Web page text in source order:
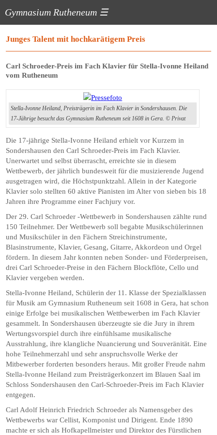
Gymnasium Rutheneum ☰
Junges Talent mit hochkarätigem Preis
Carl Schroeder-Preis im Fach Klavier für Stella-Ivonne Heiland
vom Rutheneum
Stella-Ivonne Heiland, Preisträgerin im Fach Klavier in Sondershausen. Die
17-Jährige besucht das Gymnasium Rutheneum seit 1608 in Gera. © Privat
Die 17-jährige Stella-Ivonne Heiland erhielt vor Kurzem in
Sondershausen den Carl Schroeder-Preis im Fach Klavier.
Unerwartet und selbst überrascht, erreichte sie in diesem
Wettbewerb, der jährlich bundesweit für die musizierende Jugend
ausgetragen wird, die Höchstpunktzahl. Allein in der Kategorie
Klavier solo stellten 60 aktive Pianisten im Alter von sieben bis 18
Jahren ihre Programme einer Fachjury vor.
Der 29. Carl Schroeder -Wettbewerb in Sondershausen zählte rund
150 Teilnehmer. Der Wettbewerb soll begabte Musikschülerinnen
und Musikschüler in den Fächern Streichinstrumente,
Blasinstrumente, Klavier, Gesang, Gitarre, Akkordeon und Orgel
fördern. In diesem Jahr konnten neben Sonder- und Förderpreisen,
drei Carl Schroeder-Preise in den Fächern Blockflöte, Cello und
Klavier vergeben werden.
Stella-Ivonne Heiland, Schülerin der 11. Klasse der Spezialklassen
für Musik am Gymnasium Rutheneum seit 1608 in Gera, hat schon
einige Erfolge bei musikalischen Wettbewerben im Fach Klavier
gesammelt. In Sondershausen überzeugte sie die Jury in ihrem
Wertungsvorspiel durch ihre einfühlsame musikalische
Ausstrahlung, ihre klangliche Nuancierung und Souveränität. Eine
hohe Teilnehmerzahl und sehr anspruchsvolle Werke der
Mitbewerber forderten besonders heraus. Mit großer Freude nahm
Stella-Ivonne Heiland zum Preisträgerkonzert im Blauen Saal im
Schloss Sondershausen den Carl-Schroeder-Preis im Fach Klavier
entgegen.
Carl Adolf Heinrich Friedrich Schroeder als Namensgeber des
Wettbewerbs war Cellist, Komponist und Dirigent. Ende 1890
machte er sich als Hofkapellmeister und Direktor des Fürstlichen